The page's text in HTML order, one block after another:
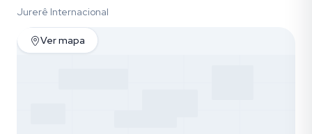
Jurerê Internacional
Ver mapa